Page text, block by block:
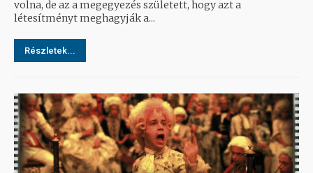
volna, de az a megegyezés született, hogy azt a
létesítményt meghagyják a...
Részletek...